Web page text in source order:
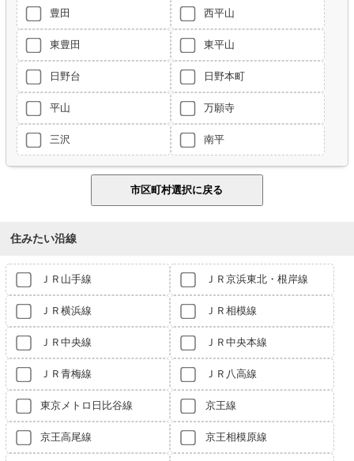
豊田 西平山
東豊田 東平山
日野台 日野本町
平山 万願寺
三沢 南平
住みたい沿線
ＪＲ山手線 ＪＲ京浜東北・根岸線
ＪＲ横浜線 ＪＲ相模線
ＪＲ中央線 ＪＲ中央本線
ＪＲ青梅線 ＪＲ八高線
東京メトロ日比谷線 京王線
京王高尾線 京王相模原線